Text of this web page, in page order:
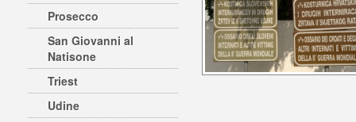
Prosecco
San Giovanni al
Natisone
Triest
Udine